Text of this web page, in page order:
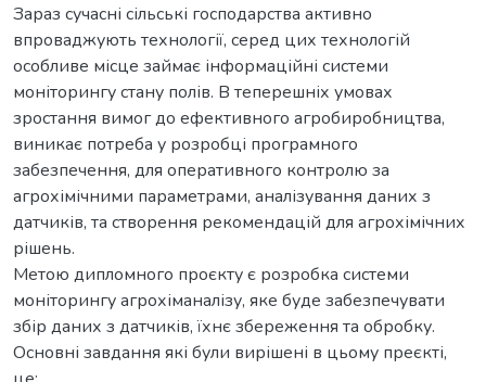
Зараз сучасні сільські господарства активно
впроваджують технології, серед цих технологій
особливе місце займає інформаційні системи
моніторингу стану полів. В теперешніх умовах
зростання вимог до ефективного агробиробництва,
виникає потреба у розробці програмного
забезпечення, для оперативного контролю за
агрохімічними параметрами, аналізування даних з
датчиків, та створення рекомендацій для агрохімічних
рішень.
Метою дипломного проєкту є розробка системи
моніторингу агрохіманалізу, яке буде забезпечувати
збір даних з датчиків, їхнє збереження та обробку.
Основні завдання які були вирішені в цьому преєкті,